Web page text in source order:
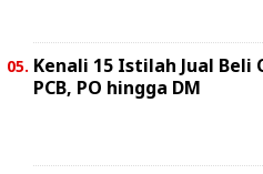
Kenali 15 Istilah Jual Beli
PCB, PO hingga DM